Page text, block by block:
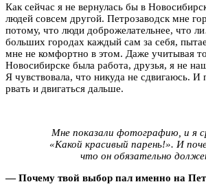
Как сейчас я не вернулась бы в
людей совсем другой. Петрозаводск мне
потому, что люди доброжелательнее, что
больших городах каждый сам за себя,
мне не комфортно в этом. Даже учитывая
Новосибирске была работа, друзья, я не
Я чувствовала, что никуда не сдвигаюсь. И
рвать и двигаться дальше.
Мне показали фотографию, и я
«Какой красивый парень!». И
что он обязательно
— Почему твой выбор пал именно на